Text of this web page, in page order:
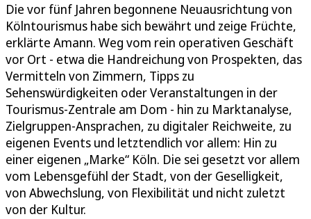
Die vor fünf Jahren begonnene Neuausrichtung von
Kölntourismus habe sich bewährt und zeige Früchte,
erklärte Amann. Weg vom rein operativen Geschäft
vor Ort - etwa die Handreichung von Prospekten, das
Vermitteln von Zimmern, Tipps zu
Sehenswürdigkeiten oder Veranstaltungen in der
Tourismus-Zentrale am Dom - hin zu Marktanalyse,
Zielgruppen-Ansprachen, zu digitaler Reichweite, zu
eigenen Events und letztendlich vor allem: Hin zu
einer eigenen „Marke“ Köln. Die sei gesetzt vor allem
vom Lebensgefühl der Stadt, von der Geselligkeit,
von Abwechslung, von Flexibilität und nicht zuletzt
von der Kultur.